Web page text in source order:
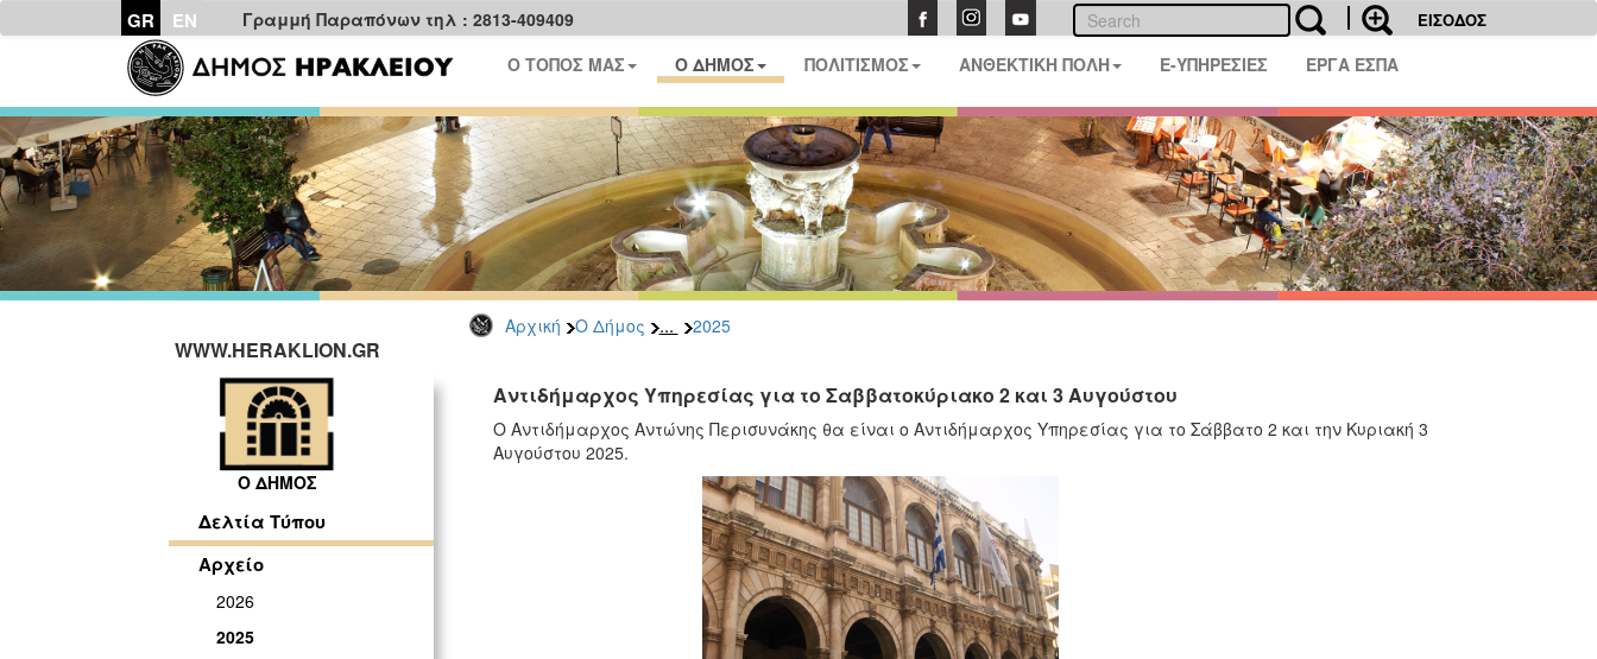
GR EN Γραμμή Παραπόνων τηλ : 2813-409409 ΕΙΣΟΔΟΣ
Ο ΤΟΠΟΣ ΜΑΣ Ο ΔΗΜΟΣ ΠΟΛΙΤΙΣΜΟΣ ΑΝΘΕΚΤΙΚΗ ΠΟΛΗ E-ΥΠΗΡΕΣΙΕΣ ΕΡΓΑ ΕΣΠΑ
Αρχική Ο Δήμος ... 2025
WWW.HERAKLION.GR
Ο ΔΗΜΟΣ
Δελτία Τύπου
Αρχείο
2026
2025
Αντιδήμαρχος Υπηρεσίας για το Σαββατοκύριακο 2 και 3 Αυγούστου
Ο Αντιδήμαρχος Αντώνης Περισυνάκης θα είναι ο Αντιδήμαρχος Υπηρεσίας για το Σάββατο 2 και την Κυριακή 3
Αυγούστου 2025.